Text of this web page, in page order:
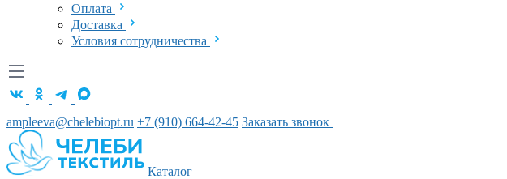
Оплата
Доставка
Условия сотрудничества
ampleeva@chelebiopt.ru +7 (910) 664-42-45 Заказать звонок
Каталог